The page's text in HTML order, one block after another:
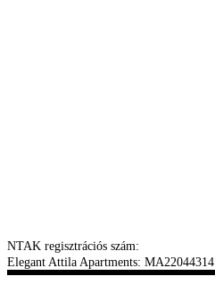
NTAK regisztrációs szám:
Elegant Attila Apartments: MA22044314